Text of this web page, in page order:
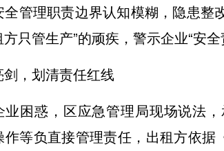
全管理职责边界认知模糊，隐患整
只管生产”的顽疾，警示企业“安全
，划清责任红线
业困惑，区应急管理局现场说法
作等负直接管理责任，出租方依